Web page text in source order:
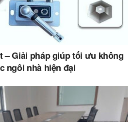
– Giải pháp giúp tối ưu không
ngôi nhà hiện đại